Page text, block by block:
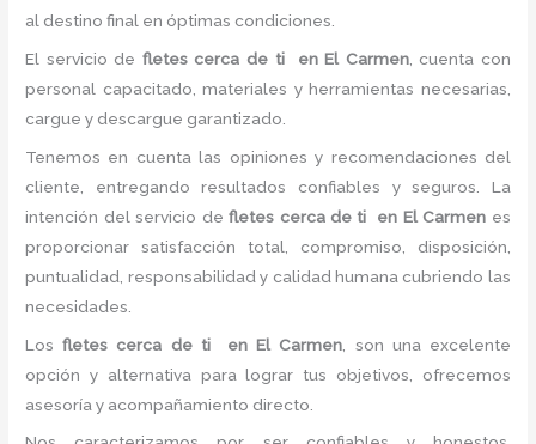
al destino final en óptimas condiciones.
El servicio de fletes cerca de ti en El Carmen, cuenta con
personal capacitado, materiales y herramientas necesarias,
cargue y descargue garantizado.
Tenemos en cuenta las opiniones y recomendaciones del
cliente, entregando resultados confiables y seguros. La
intención del servicio defletes cerca de ti en El Carmen es
proporcionar satisfacción total, compromiso, disposición,
puntualidad, responsabilidad y calidad humana cubriendo las
necesidades.
Losfletes cerca de ti en El Carmen , son una excelente
opción y alternativa para lograr tus objetivos, ofrecemos
asesoría y acompañamiento directo.